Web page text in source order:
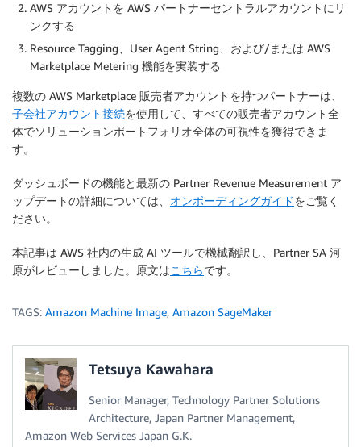
AWS アカウントを AWS パートナーセントラルアカウントにリ
ンクする
Resource Tagging、User Agent String、および/または AWS
Marketplace Metering 機能を実装する
複数の AWS Marketplace 販売者アカウントを持つパートナーは、
子会社アカウント接続を使用して、すべての販売者アカウント全
体でソリューションポートフォリオ全体の可視性を獲得できま
す。
ダッシュボードの機能と最新の Partner Revenue Measurement ア
ップデートの詳細については、 オンボーディングガイドをご覧く
ださい。
本記事は AWS 社内の生成 AI ツールで機械翻訳し、Partner SA 河
原がレビューしました。原文はこちらです。
TAGS: Amazon Machine Image, Amazon SageMaker
Tetsuya Kawahara
Senior Manager, Technology Partner Solutions
Architecture, Japan Partner Management,
Amazon Web Services Japan G.K.